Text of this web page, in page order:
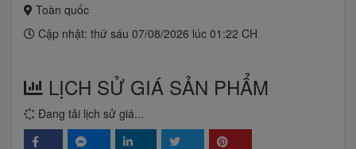
Toàn quốc
Cập nhật: thứ sáu 07/08/2026 lúc 01:22 CH
LỊCH SỬ GIÁ SẢN PHẨM
Đang tải lịch sử giá...